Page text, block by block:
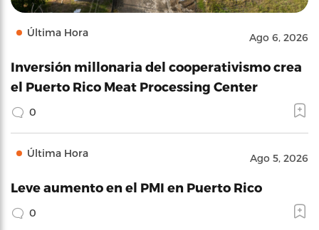
Última Hora Ago 6, 2026
Inversión millonaria del cooperativismo crea
el Puerto Rico Meat Processing Center
0
Última Hora Ago 5, 2026
Leve aumento en el PMI en Puerto Rico
0